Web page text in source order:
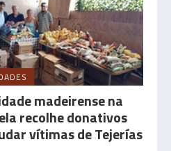
madeirense na
recolhe donativos
vítimas de Tejerías